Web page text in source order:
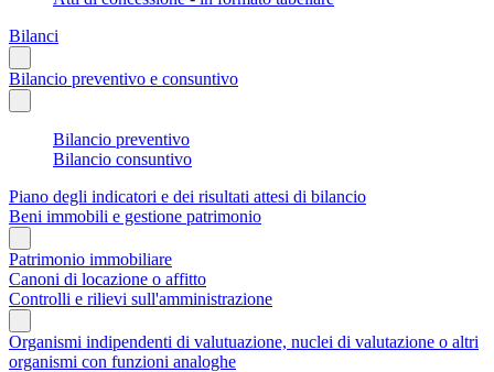
Bilanci
Bilancio preventivo e consuntivo
Bilancio preventivo
Bilancio consuntivo
Piano degli indicatori e dei risultati attesi di bilancio
Beni immobili e gestione patrimonio
Patrimonio immobiliare
Canoni di locazione o affitto
Controlli e rilievi sull'amministrazione
Organismi indipendenti di valutuazione, nuclei di valutazione o altri
organismi con funzioni analoghe